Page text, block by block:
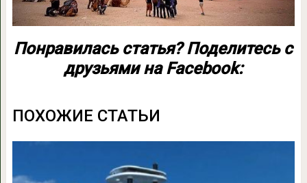
Понравилась статья? Поделитесь с
друзьями на Facebook:
ПОХОЖИЕ СТАТЬИ